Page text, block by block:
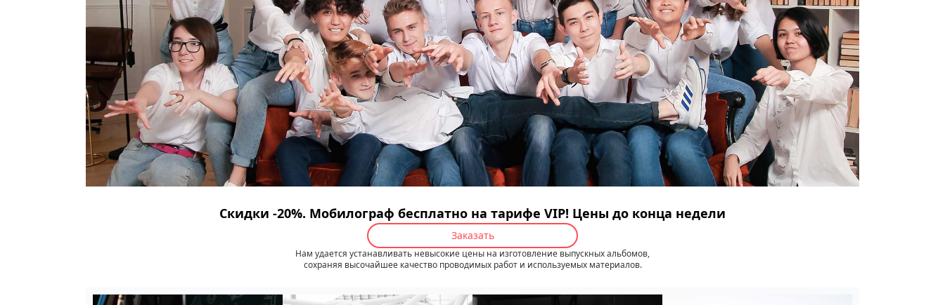
Скидки -20%. Мобилограф бесплатно на тарифе VIP! Цены до конца недели
Заказать
Нам удается устанавливать невысокие цены на изготовление выпускных альбомов,
сохраняя высочайшее качество проводимых работ и используемых материалов.